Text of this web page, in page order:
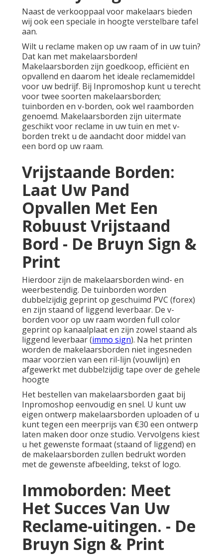
Naast de verkooppaal voor makelaars bieden
wij ook een speciale in hoogte verstelbare tafel
aan.
Wilt u reclame maken op uw raam of in uw tuin?
Dat kan met makelaarsborden!
Makelaarsborden zijn goedkoop, efficiënt en
opvallend en daarom het ideale reclamemiddel
voor uw bedrijf. Bij Inpromoshop kunt u terecht
voor twee soorten makelaarsborden;
tuinborden en v-borden, ook wel raamborden
genoemd. Makelaarsborden zijn uitermate
geschikt voor reclame in uw tuin en met v-
borden trekt u de aandacht door middel van
een bord op uw raam.
Vrijstaande Borden:
Laat Uw Pand
Opvallen Met Een
Robuust Vrijstaand
Bord - De Bruyn Sign &
Print
Hierdoor zijn de makelaarsborden wind- en
weerbestendig. De tuinborden worden
dubbelzijdig geprint op geschuimd PVC (forex)
en zijn staand of liggend leverbaar. De v-
borden voor op uw raam worden full color
geprint op kanaalplaat en zijn zowel staand als
liggend leverbaar (immo sign). Na het printen
worden de makelaarsborden niet ingesneden
maar voorzien van een ril-lijn (vouwlijn) en
afgewerkt met dubbelzijdig tape over de gehele
hoogte
Het bestellen van makelaarsborden gaat bij
Inpromoshop eenvoudig en snel. U kunt uw
eigen ontwerp makelaarsborden uploaden of u
kunt tegen een meerprijs van €30 een ontwerp
laten maken door onze studio. Vervolgens kiest
u het gewenste formaat (staand of liggend) en
de makelaarsborden zullen bedrukt worden
met de gewenste afbeelding, tekst of logo.
Immoborden: Meet
Het Succes Van Uw
Reclame-uitingen. - De
Bruyn Sign & Print